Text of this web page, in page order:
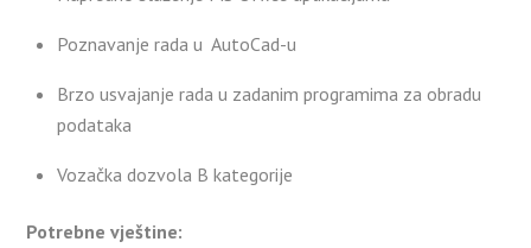
Poznavanje rada u AutoCad-u
Brzo usvajanje rada u zadanim programima za obradu
podataka
Vozačka dozvola B kategorije
Potrebne vještine: